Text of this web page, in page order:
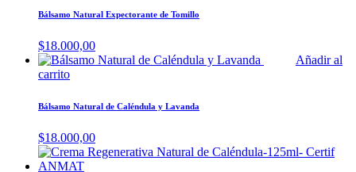
Bálsamo Natural Expectorante de Tomillo
$18.000,00
Añadir al
carrito
Bálsamo Natural de Caléndula y Lavanda
$18.000,00